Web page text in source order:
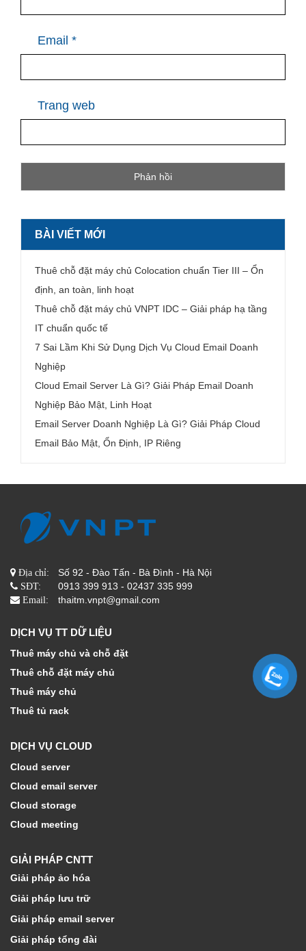
Email *
Trang web
BÀI VIẾT MỚI
Thuê chỗ đặt máy chủ Colocation chuẩn Tier III – Ổn
định, an toàn, linh hoạt
Thuê chỗ đặt máy chủ VNPT IDC – Giải pháp hạ tầng
IT chuẩn quốc tế
7 Sai Lầm Khi Sử Dụng Dịch Vụ Cloud Email Doanh
Nghiệp
Cloud Email Server Là Gì? Giải Pháp Email Doanh
Nghiệp Bảo Mật, Linh Hoạt
Email Server Doanh Nghiệp Là Gì? Giải Pháp Cloud
Email Bảo Mật, Ổn Định, IP Riêng
Địa chỉ: Số 92 - Đào Tấn - Bà Đình - Hà Nội
SĐT: 0913 399 913 - 02437 335 999
Email: thaitm.vnpt@gmail.com
DỊCH VỤ TT DỮ LIỆU
Thuê máy chủ và chỗ đặt
Thuê chỗ đặt máy chủ
Thuê máy chủ
Thuê tủ rack
DỊCH VỤ CLOUD
Cloud server
Cloud email server
Cloud storage
Cloud meeting
GIẢI PHÁP CNTT
Giải pháp ảo hóa
Giải pháp lưu trữ
Giải pháp email server
Giải pháp tổng đài